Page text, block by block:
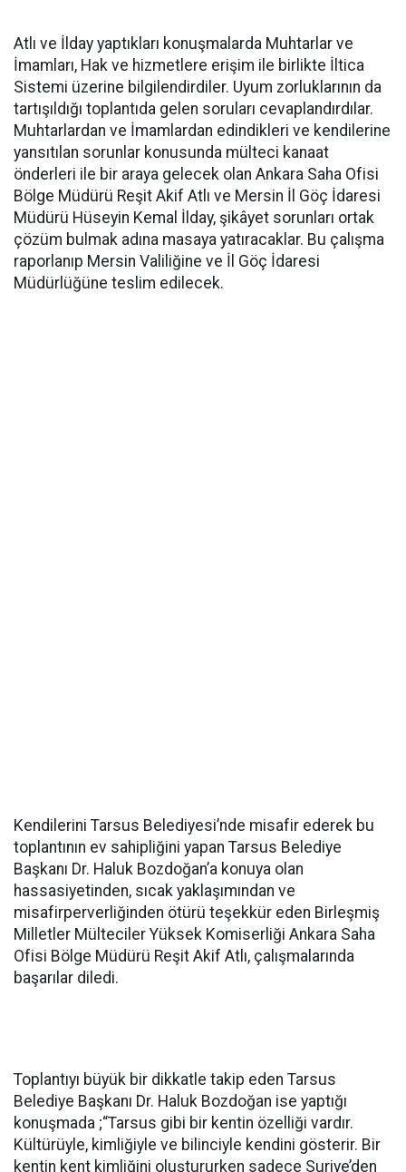
Atlı ve İlday yaptıkları konuşmalarda Muhtarlar ve
İmamları, Hak ve hizmetlere erişim ile birlikte İltica
Sistemi üzerine bilgilendirdiler. Uyum zorluklarının da
tartışıldığı toplantıda gelen soruları cevaplandırdılar.
Muhtarlardan ve İmamlardan edindikleri ve kendilerine
yansıtılan sorunlar konusunda mülteci kanaat
önderleri ile bir araya gelecek olan Ankara Saha Ofisi
Bölge Müdürü Reşit Akif Atlı ve Mersin İl Göç İdaresi
Müdürü Hüseyin Kemal İlday, şikâyet sorunları ortak
çözüm bulmak adına masaya yatıracaklar. Bu çalışma
raporlanıp Mersin Valiliğine ve İl Göç İdaresi
Müdürlüğüne teslim edilecek.
Kendilerini Tarsus Belediyesi’nde misafir ederek bu
toplantının ev sahipliğini yapan Tarsus Belediye
Başkanı Dr. Haluk Bozdoğan’a konuya olan
hassasiyetinden, sıcak yaklaşımından ve
misafirperverliğinden ötürü teşekkür eden Birleşmiş
Milletler Mülteciler Yüksek Komiserliği Ankara Saha
Ofisi Bölge Müdürü Reşit Akif Atlı, çalışmalarında
başarılar diledi.
Toplantıyı büyük bir dikkatle takip eden Tarsus
Belediye Başkanı Dr. Haluk Bozdoğan ise yaptığı
konuşmada ;“Tarsus gibi bir kentin özelliği vardır.
Kültürüyle, kimliğiyle ve bilinciyle kendini gösterir. Bir
kentin kent kimliğini oluştururken sadece Suriye’den